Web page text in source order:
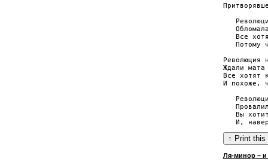
Все
Потому
Революция
Ждали
Все хотят
И похоже,
Вы
Ля-минор – и